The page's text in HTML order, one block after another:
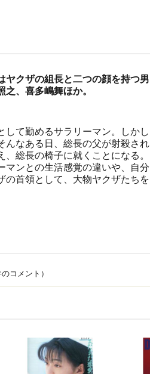
ヤクザの組長と二つの顔を持つ男
、喜多嶋舞ほか。
して勤めるサラリーマン。しかし
んなある日、総長の父が射殺され
総長の椅子に就くことになる。
マンとの生活感覚の違いや、自分
の首領として、大物ヤクザたちを
のコメント）